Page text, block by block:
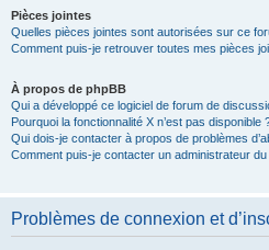
Pièces jointes
Quelles pièces jointes sont autorisées sur ce
Comment puis-je retrouver toutes mes pièces
À propos de phpBB
Qui a développé ce logiciel de forum de
Pourquoi la fonctionnalité X n’est pas disponible
Qui dois-je contacter à propos de problèmes
Comment puis-je contacter un administrateur
Problèmes de connexion et